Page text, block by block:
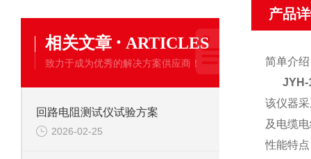
相关文章 · ARTICLES
致力于成为优秀的解决方案供应商！
回路电阻测试仪试验方案
2026-02-25
产品
简单介
JYH-
该仪器
及电缆
性能特